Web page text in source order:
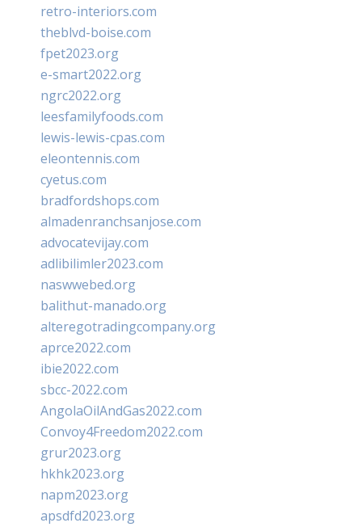
retro-interiors.com
theblvd-boise.com
fpet2023.org
e-smart2022.org
ngrc2022.org
leesfamilyfoods.com
lewis-lewis-cpas.com
eleontennis.com
cyetus.com
bradfordshops.com
almadenranchsanjose.com
advocatevijay.com
adlibilimler2023.com
naswwebed.org
balithut-manado.org
alteregotradingcompany.org
aprce2022.com
ibie2022.com
sbcc-2022.com
AngolaOilAndGas2022.com
Convoy4Freedom2022.com
grur2023.org
hkhk2023.org
napm2023.org
apsdfd2023.org